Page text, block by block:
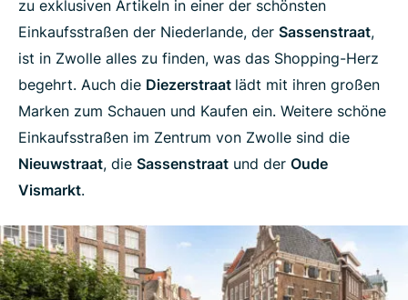
zu exklusiven Artikeln in einer der schönsten
Einkaufsstraßen der Niederlande, der Sassenstraat,
ist in Zwolle alles zu finden, was das Shopping-Herz
begehrt. Auch die Diezerstraat lädt mit ihren großen
Marken zum Schauen und Kaufen ein. Weitere schöne
Einkaufsstraßen im Zentrum von Zwolle sind die
Nieuwstraat, die Sassenstraat und der Oude
Vismarkt.